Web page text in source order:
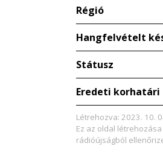
Régió
Hangfelvételt
Státusz
Eredeti korhatári
Létrehozva: 2023. 10.
Ez az oldal
rádióújságból